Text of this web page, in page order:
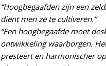
“Hoogbegaafden zijn een
dient men ze te cultiveren.”
“Een hoogbegaafde moet
ontwikkeling waarborgen.
presteert en harmonischer